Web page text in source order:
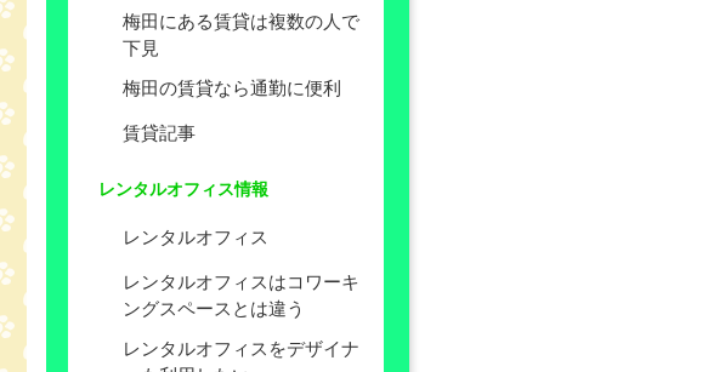
梅田にある賃貸は複数の人で
下見
梅田の賃貸なら通勤に便利
賃貸記事
レンタルオフィス情報
レンタルオフィス
レンタルオフィスはコワーキ
ングスペースとは違う
レンタルオフィスをデザイナ